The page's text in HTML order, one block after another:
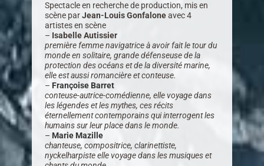
Spectacle en recherche de production, mis en
scène parJean-Louis Gonfaloneavec 4
artistes en scène
– Isabelle Autissier
première femme navigatrice à avoir fait le tour du
monde en solitaire, grande défenseuse de la
protection des océans et de la diversité marine,
elle est aussi romancière et conteuse.
– Françoise Barret
conteuse-autrice-comédienne, elle voyage dans
les légendes et les mythes, ces récits
éternellement contemporains qui interrogent les
humains sur leur place dans le monde.
–Marie Mazille
chanteuse, compositrice, clarinettiste,
nyckelharpiste elle voyage dans les musiques et